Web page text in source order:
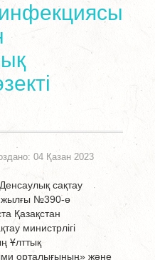
04 Қазан 2023
сақтау
жылғы №390-ө
Қазақстан
министрлігі
Ұлттық
орталығының» және